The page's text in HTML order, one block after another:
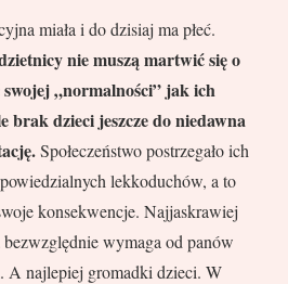
miała i do dzisiaj ma płeć.
nie muszą martwić się o
swojej „normalności” jak ich
brak dzieci jeszcze do niedawna
Społeczeństwo postrzegało ich
lekkoduchów, a to
konsekwencje. Najjaskrawiej
wymaga od panów
A najlepiej gromadki dzieci. W